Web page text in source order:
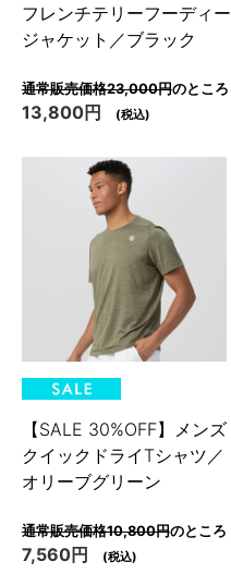
フレンチテリーフーディー
ジャケット／ブラック
通常販売価格23,000円のところ
13,800円 (税込)
【SALE 30%OFF】メンズ
クイックドライTシャツ／
オリーブグリーン
通常販売価格10,800円のところ
7,560円 (税込)